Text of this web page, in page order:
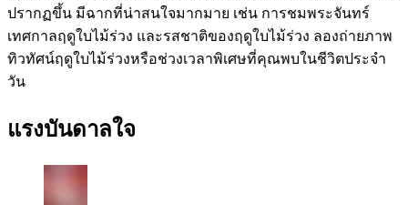
ปรากฏขึ้น มีฉากที่น่าสนใจมากมาย เช่น การชมพระจันทร์
เทศกาลฤดูใบไม้ร่วง และรสชาติของฤดูใบไม้ร่วง ลองถ่ายภาพ
ทิวทัศน์ฤดูใบไม้ร่วงหรือช่วงเวลาพิเศษที่คุณพบในชีวิตประจำ
วัน
แรงบันดาลใจ